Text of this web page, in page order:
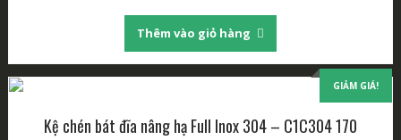
là:
11,891,000₫.
6,540,050₫.
Thêm vào giỏ hàng
GIẢM GIÁ!
Kệ chén bát đĩa nâng hạ Full Inox 304 – C1C304 170